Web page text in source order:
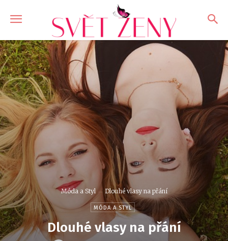
Móda a Styl Dlouhé vlasy na přání
MÓDA A STYL
Dlouhé vlasy na přání